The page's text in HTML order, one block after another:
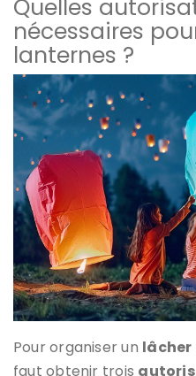
Quelles
nécessaires
lanternes ?
Pour organiser un lâcher
faut obtenir trois